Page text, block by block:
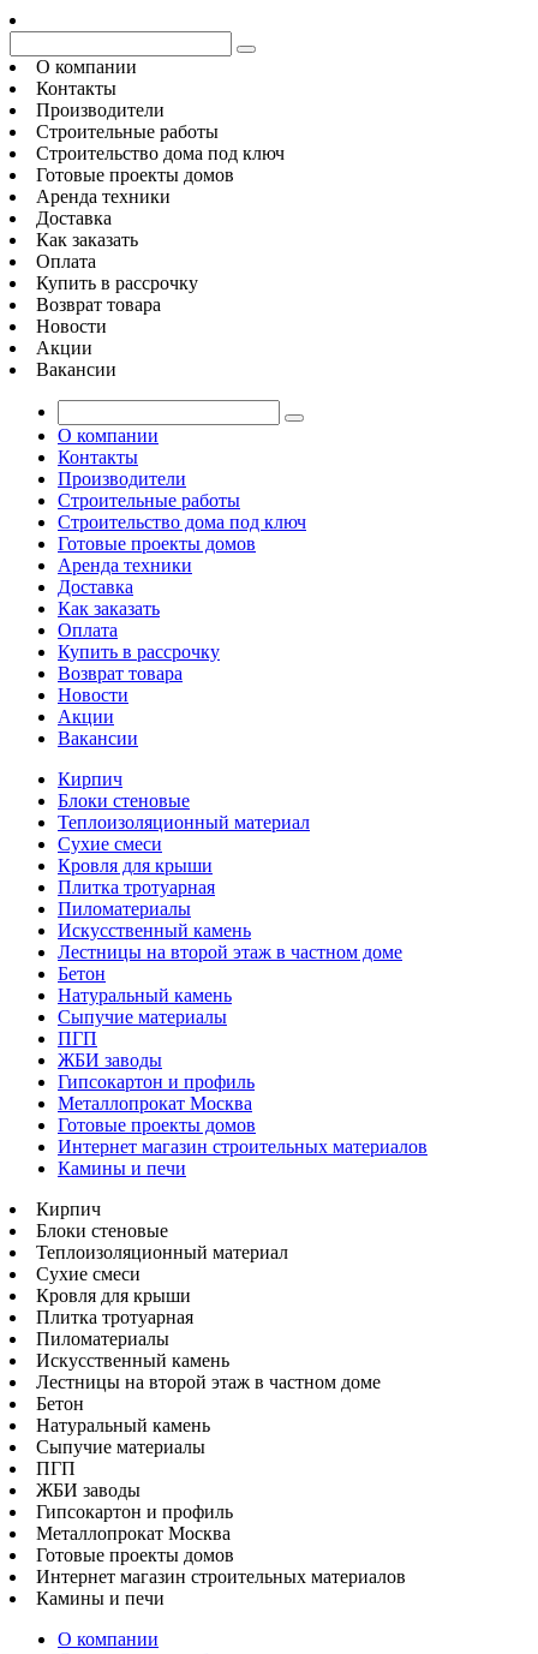
О компании
Контакты
Производители
Строительные работы
Строительство дома под ключ
Готовые проекты домов
Аренда техники
Доставка
Как заказать
Оплата
Купить в рассрочку
Возврат товара
Новости
Акции
Вакансии
О компании
Контакты
Производители
Строительные работы
Строительство дома под ключ
Готовые проекты домов
Аренда техники
Доставка
Как заказать
Оплата
Купить в рассрочку
Возврат товара
Новости
Акции
Вакансии
Кирпич
Блоки стеновые
Теплоизоляционный материал
Сухие смеси
Кровля для крыши
Плитка тротуарная
Пиломатериалы
Искусственный камень
Лестницы на второй этаж в частном доме
Бетон
Натуральный камень
Сыпучие материалы
ПГП
ЖБИ заводы
Гипсокартон и профиль
Металлопрокат Москва
Готовые проекты домов
Интернет магазин строительных материалов
Камины и печи
Кирпич
Блоки стеновые
Теплоизоляционный материал
Сухие смеси
Кровля для крыши
Плитка тротуарная
Пиломатериалы
Искусственный камень
Лестницы на второй этаж в частном доме
Бетон
Натуральный камень
Сыпучие материалы
ПГП
ЖБИ заводы
Гипсокартон и профиль
Металлопрокат Москва
Готовые проекты домов
Интернет магазин строительных материалов
Камины и печи
О компании